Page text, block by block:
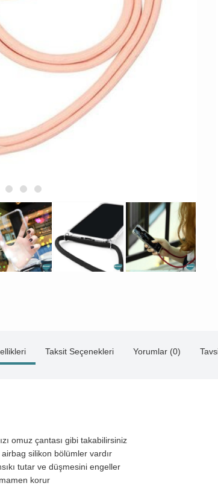
Taksit Seçenekleri Yorumlar (0)
omuz çantası gibi takabilirsiniz
airbag silikon bölümler vardır
tutar ve düşmesini engeller
korur